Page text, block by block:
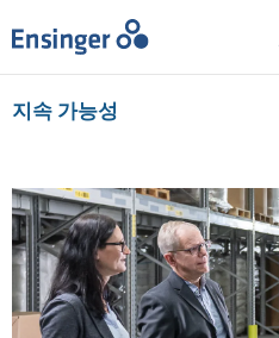
문의사항
홈
지속 가능성